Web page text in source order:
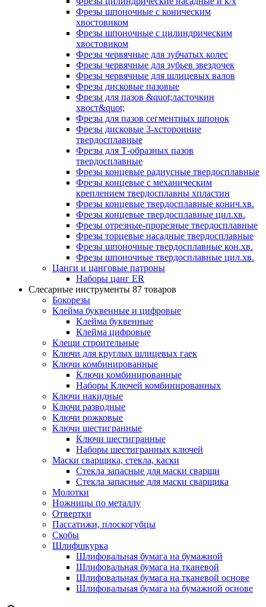
Фрезы шпоночные с коническим
хвостовиком
Фрезы шпоночные с цилиндрическим
хвостовиком
Фрезы червячные для зубчатых колес
Фрезы червячные для зубьев звездочек
Фрезы червячные для шлицевых валов
Фрезы дисковые пазовые
Фрезы для пазов &quot;ласточкин
хвост&quot;
Фрезы для пазов сегментных шпонок
Фрезы дисковые 3-хсторонние
твердосплавные
Фрезы для Т-образных пазов
твердосплавные
Фрезы концевые радиусные твердосплавные
Фрезы концевые с механическим
креплением твердосплавны хпластин
Фрезы концевые твердосплавные конич.хв.
Фрезы концевые твердосплавные цил.хв.
Фрезы отрезные-прорезные твердосплавные
Фрезы торцевые насадные твердосплавные
Фрезы шпоночные твердосплавные кон.хв.
Фрезы шпоночные твердосплавные цил.хв.
Цанги и цанговые патроны
Наборы цанг ER
Слесарные инструменты 87 товаров
Бокорезы
Клейма буквенные и цифровые
Клейма буквенные
Клейма цифровые
Клещи строительные
Ключи для круглых шлицевых гаек
Ключи комбинированные
Ключи комбинированные
Наборы Ключей комбинированных
Ключи накидные
Ключи разводные
Ключи рожковые
Ключи шестигранные
Ключи шестигранные
Наборы шестигранных ключей
Маски сварщика, стекла, каски
Стекла запасные для маски сварщи
Стекла запасные для маски сварщика
Молотки
Ножницы по металлу
Отвертки
Пассатижи, плоскогубцы
Скобы
Шлифшкурка
Шлифовальная бумага на бумажной
Шлифовальная бумага на тканевой
Шлифовальная бумага на тканевой основе
Шлифовальная бумага на бумажной основе